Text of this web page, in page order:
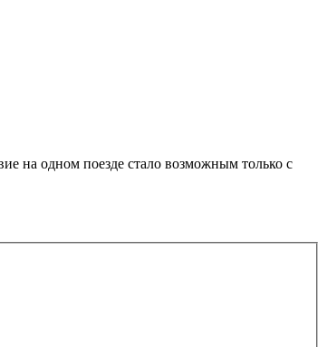
на одном поезде стало возможным только с